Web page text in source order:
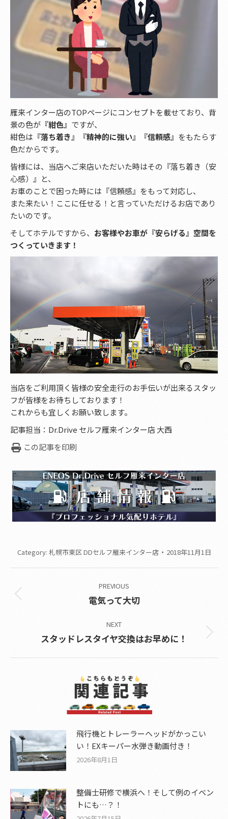
雁来インター店のTOPページにコンセプトを載せており、背
景の色が 『紺色』 ですが、
紺色は 『落ち着き』『精神的に強い』『信頼感』 をもたらす
色だからです。
皆様には、当店へご来店いただいた時はその『落ち着き（安
心感）』と、
お車のことで困った時には『信頼感』をもって対応し、
また来たい！ここに任せる！と言っていただけるお店であり
たいのです。
そしてホテルですから、 お客様やお車が『安らげる』空間を
つくっていきます！
当店をご利用頂く皆様の安全走行のお手伝いが出来るスタッ
フが皆様をお待ちしております！
これからも宜しくお願い致します。
記事担当：Dr.Drive セルフ雁来インター店 大西
この記事を印刷
Category: 札幌市東区 DDセルフ雁来インター店 2018年11月1日
navigation
PREVIOUS
Previous
電気って大切
NEXT
Next
スタッドレスタイヤ交換はお早めに！
飛行機とトレーラーヘッドがかっこい
い！EXキーパー水弾き動画付き！
2026年8月1日
整備士研修で横浜へ！そして例のイベン
トにも…？！